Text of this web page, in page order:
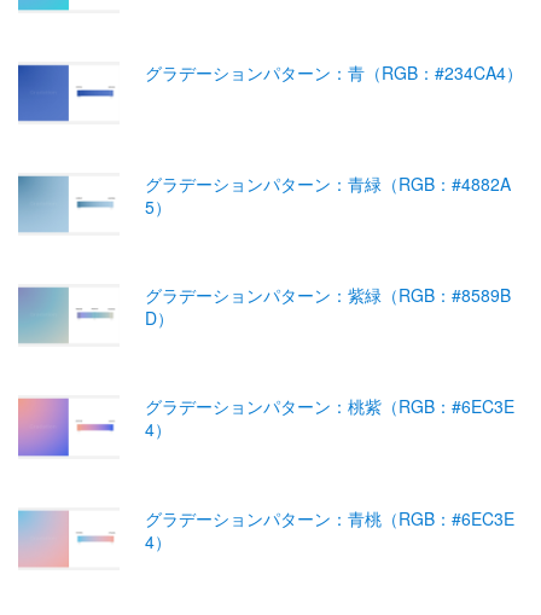
グラデーションパターン：青（RGB：#234CA4）
グラデーションパターン：青緑（RGB：#4882A
5）
グラデーションパターン：紫緑（RGB：#8589B
D）
グラデーションパターン：桃紫（RGB：#6EC3E
4）
グラデーションパターン：青桃（RGB：#6EC3E
4）